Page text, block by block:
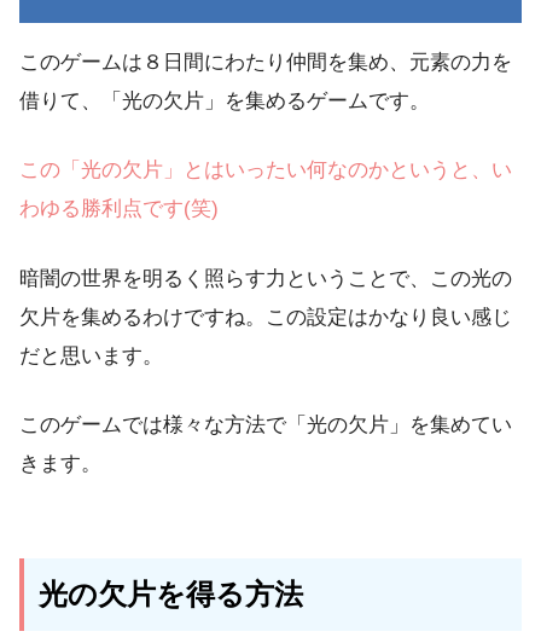
このゲームは８日間にわたり仲間を集め、元素の力を
借りて、「光の欠片」を集めるゲームです。
この「光の欠片」とはいったい何なのかというと、い
わゆる勝利点です(笑)
暗闇の世界を明るく照らす力ということで、この光の
欠片を集めるわけですね。この設定はかなり良い感じ
だと思います。
このゲームでは様々な方法で「光の欠片」を集めてい
きます。
光の欠片を得る方法